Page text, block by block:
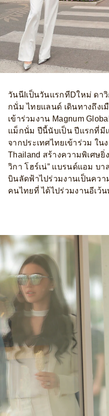
วันนีIเป็นวันแรกทีDใหม่ ดา
กนั่ม ไทยแลนด์ เดินทางถึงเ
เข้าร่วมงาน Magnum
แม็กนั่ม ปีนี้นับเป็น ปีแรกที่มี
จากประเทศไทยเข้าร่วม ใน
Thailand สร้างความพิเศษยิ่
วิกา โฮร์เน่” แบรนด์แอม บ
บินลัดฟ้าไปร่วมงานเป็นคว
คนไทยที่ ได้ไปร่วมงานอีเว้